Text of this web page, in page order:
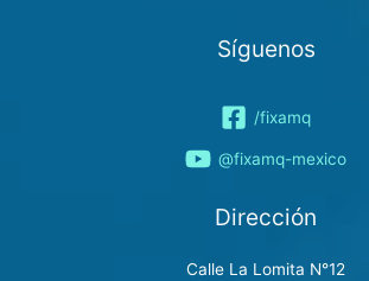
Síguenos
/fixamq
@fixamq-mexico
Dirección
Calle La Lomita N°12